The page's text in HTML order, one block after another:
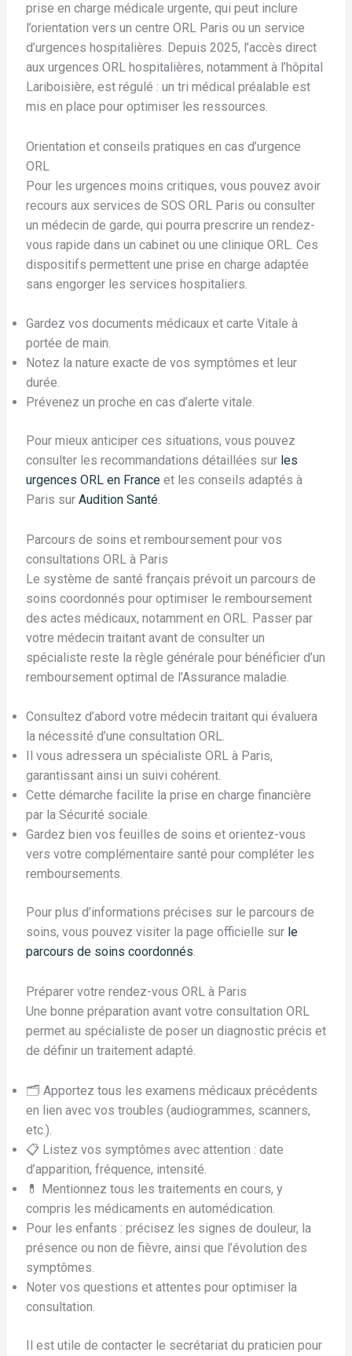
prise en charge médicale urgente, qui peut inclure
l’orientation vers un centre ORL Paris ou un service
d’urgences hospitalières. Depuis 2025, l’accès direct
aux urgences ORL hospitalières, notamment à l’hôpital
Lariboisière, est régulé : un tri médical préalable est
mis en place pour optimiser les ressources.
Orientation et conseils pratiques en cas d’urgence
ORL
Pour les urgences moins critiques, vous pouvez avoir
recours aux services de SOS ORL Paris ou consulter
un médecin de garde, qui pourra prescrire un rendez-
vous rapide dans un cabinet ou une clinique ORL. Ces
dispositifs permettent une prise en charge adaptée
sans engorger les services hospitaliers.
Gardez vos documents médicaux et carte Vitale à
portée de main.
Notez la nature exacte de vos symptômes et leur
durée.
Prévenez un proche en cas d’alerte vitale.
Pour mieux anticiper ces situations, vous pouvez
consulter les recommandations détaillées sur les
urgences ORL en Franceet les conseils adaptés à
Paris sur Audition Santé.
Parcours de soins et remboursement pour vos
consultations ORL à Paris
Le système de santé français prévoit un parcours de
soins coordonnés pour optimiser le remboursement
des actes médicaux, notamment en ORL. Passer par
votre médecin traitant avant de consulter un
spécialiste reste la règle générale pour bénéficier d’un
remboursement optimal de l’Assurance maladie.
Consultez d’abord votre médecin traitant qui évaluera
la nécessité d’une consultation ORL.
Il vous adressera un spécialiste ORL à Paris,
garantissant ainsi un suivi cohérent.
Cette démarche facilite la prise en charge financière
par la Sécurité sociale.
Gardez bien vos feuilles de soins et orientez-vous
vers votre complémentaire santé pour compléter les
remboursements.
Pour plus d’informations précises sur le parcours de
soins, vous pouvez visiter la page officielle sur le
parcours de soins coordonnés.
Préparer votre rendez-vous ORL à Paris
Une bonne préparation avant votre consultation ORL
permet au spécialiste de poser un diagnostic précis et
de définir un traitement adapté.
🗂️ Apportez tous les examens médicaux précédents
en lien avec vos troubles (audiogrammes, scanners,
etc.).
📋 Listez vos symptômes avec attention : date
d’apparition, fréquence, intensité.
💊 Mentionnez tous les traitements en cours, y
compris les médicaments en automédication.
Pour les enfants : précisez les signes de douleur, la
présence ou non de fièvre, ainsi que l’évolution des
symptômes.
Noter vos questions et attentes pour optimiser la
consultation.
Il est utile de contacter le secrétariat du praticien pour